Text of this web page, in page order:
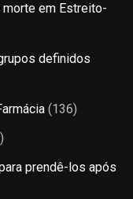
em Estreito-
definidos
(136)
prendê-los após